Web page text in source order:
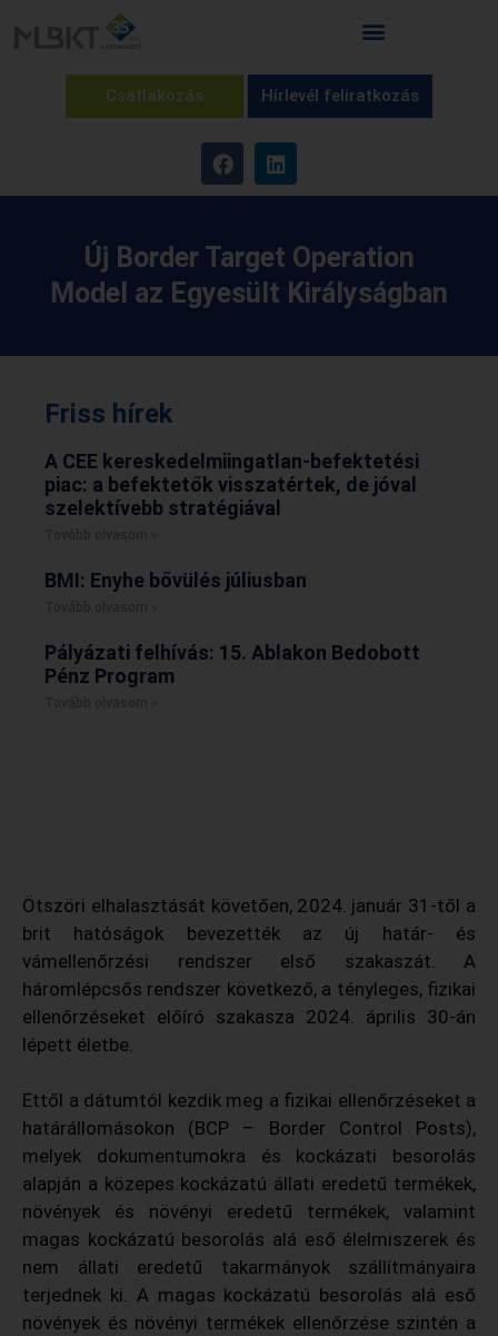
Csatlakozás Hírlevél feliratkozás
Új Border Target Operation
Model az Egyesült Királyságban
Ötszöri elhalasztását követően, 2024. január 31-től a
brit hatóságok bevezették az új határ- és
vámellenőrzési rendszer első szakaszát. A
háromlépcsős rendszer következő, a tényleges, fizikai
ellenőrzéseket előíró szakasza 2024. április 30-án
lépett életbe.
Ettől a dátumtól kezdik meg a fizikai ellenőrzéseket a
határállomásokon (BCP – Border Control Posts),
melyek dokumentumokra és kockázati besorolás
alapján a közepes kockázatú állati eredetű termékek,
növények és növényi eredetű termékek, valamint
magas kockázatú besorolás alá eső élelmiszerek és
nem állati eredetű takarmányok szállítmányaira
terjednek ki. A magas kockázatú besorolás alá eső
növények és növényi termékek ellenőrzése szintén a
Friss hírek
A CEE kereskedelmiingatlan-befektetési
piac: a befektetők visszatértek, de jóval
szelektívebb stratégiával
BMI: Enyhe bővülés júliusban
Pályázati felhívás: 15. Ablakon Bedobott
Pénz Program